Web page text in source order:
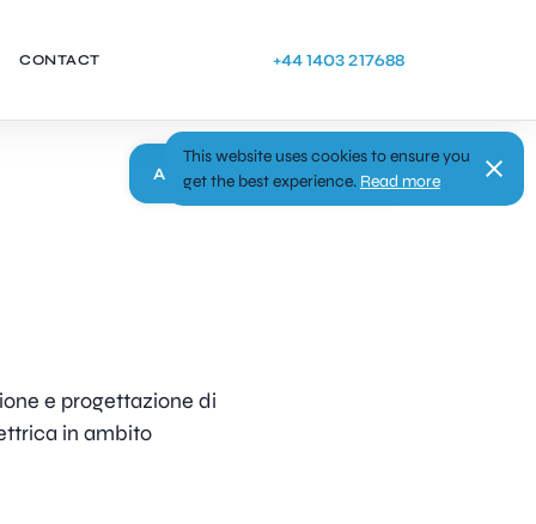
CONTACT +44 1403 217688
Apply
e progettazione di
in ambito
This website uses cookies to ensure you
get the best experience. Read more